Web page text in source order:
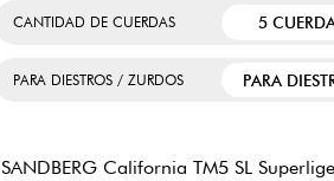
CANTIDAD DE CUERDAS 5
PARA DIESTROS / ZURDOS PARA
SANDBERG California TM5 SL